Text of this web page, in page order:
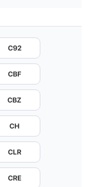
C92
CBF
CBZ
CH
CLR
CRE